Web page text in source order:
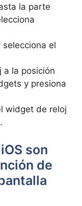
la parte
el
a la posición
y ⁣presiona
widget de reloj
son
de